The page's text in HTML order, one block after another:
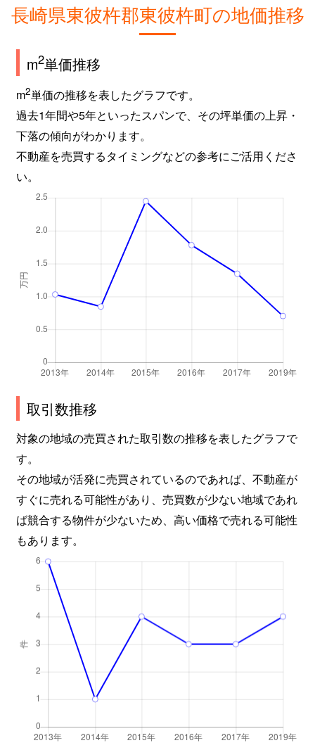
長崎県東彼杵郡東彼杵町の地価推移
m2単価推移
m2単価の推移を表したグラフです。
過去1年間や5年といったスパンで、その坪単価の上昇・
下落の傾向がわかります。
不動産を売買するタイミングなどの参考にご活用くださ
い。
取引数推移
対象の地域の売買された取引数の推移を表したグラフで
す。
その地域が活発に売買されているのであれば、不動産が
すぐに売れる可能性があり、売買数が少ない地域であれ
ば競合する物件が少ないため、高い価格で売れる可能性
もあります。